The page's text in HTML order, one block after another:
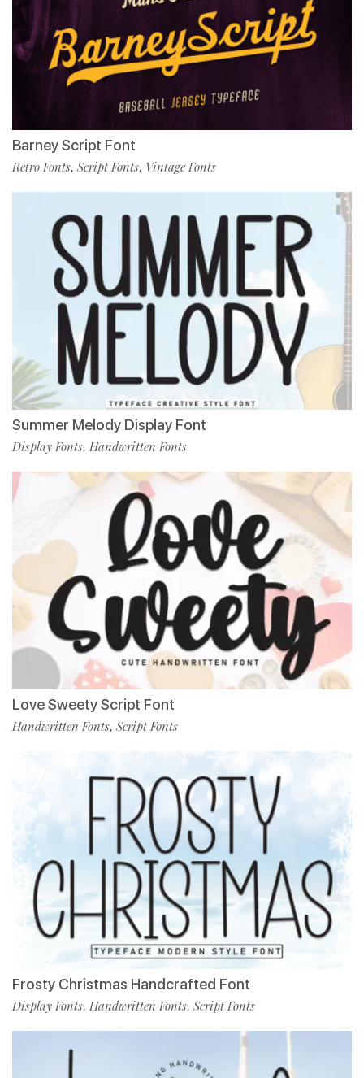
Barney Script Font
Retro Fonts, Script Fonts, Vintage Fonts
Summer Melody Display Font
Display Fonts, Handwritten Fonts
Love Sweety Script Font
Handwritten Fonts, Script Fonts
Frosty Christmas Handcrafted Font
Display Fonts, Handwritten Fonts, Script Fonts